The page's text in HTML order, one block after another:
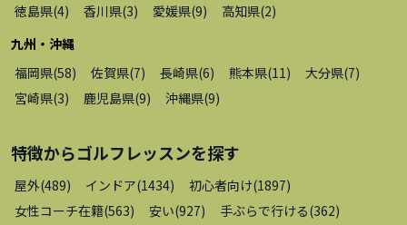
徳島県(4) 香川県(3) 愛媛県(9) 高知県(2)
九州・沖縄
福岡県(58) 佐賀県(7) 長崎県(6) 熊本県(11 ) 大分県(7)
宮崎県(3) 鹿児島県(9) 沖縄県(9)
特徴からゴルフレッスンを探す
屋外(489) インドア(1434) 初心者向け(1897)
女性コーチ在籍(563) 安い(927) 手ぶらで行ける(362)